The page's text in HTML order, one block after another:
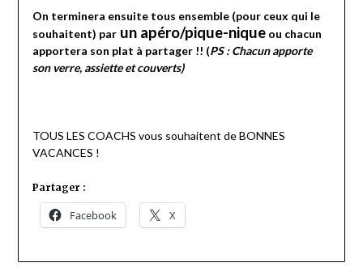
On terminera ensuite tous ensemble (pour ceux qui le
souhaitent) parun apéro/pique-niqueou chacun
apportera son plat à partager !! (PS : Chacun apporte
son verre, assiette et couverts)
TOUS LES COACHS vous souhaitent de BONNES
VACANCES !
Partager :
Facebook X